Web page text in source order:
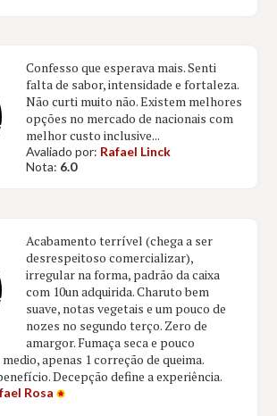
Confesso que esperava mais. Senti
falta de sabor, intensidade e fortaleza.
Não curti muito não. Existem melhores
opções no mercado de nacionais com
melhor custo inclusive...
Avaliado por: Rafael Linck
Nota: 6.0
Acabamento terrível (chega a ser
desrespeitoso comercializar),
irregular na forma, padrão da caixa
com 10un adquirida. Charuto bem
suave, notas vegetais e um pouco de
nozes no segundo terço. Zero de
amargor. Fumaça seca e pouco
apenas 1 correção de queima.
Decepção define a experiência.
Rosa